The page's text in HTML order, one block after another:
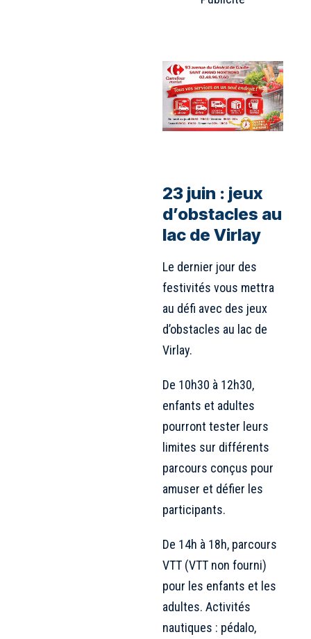
23 juin : jeux
d’obstacles au
lac de Virlay
Le dernier jour des
festivités vous mettra
au défi avec des jeux
d’obstacles au lac de
Virlay.
De 10h30 à 12h30,
enfants et adultes
pourront tester leurs
limites sur différents
parcours conçus pour
amuser et défier les
participants.
De 14h à 18h, parcours
VTT (VTT non fourni)
pour les enfants et les
adultes. Activités
nautiques : pédalo,